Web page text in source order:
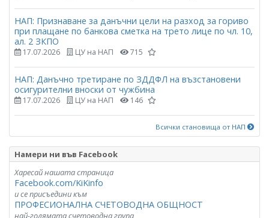
НАП: Признаване за данъчни цели на разход за гориво
при плащане по банкова сметка на трето лице по чл. 10,
ал. 2 ЗКПО
17.07.2026 ЦУ на НАП 715
НАП: Данъчно третиране по ЗДДФЛ на възстановени
осигурителни вноски от чужбина
17.07.2026 ЦУ на НАП 146
Всички становища от НАП
Намери ни във Facebook
Харесай нашата страница
Facebook.com/KiKinfo
и се присъедини към
ПРОФЕСИОНАЛНА СЧЕТОВОДНА ОБЩНОСТ
най-голямата счетоводна група